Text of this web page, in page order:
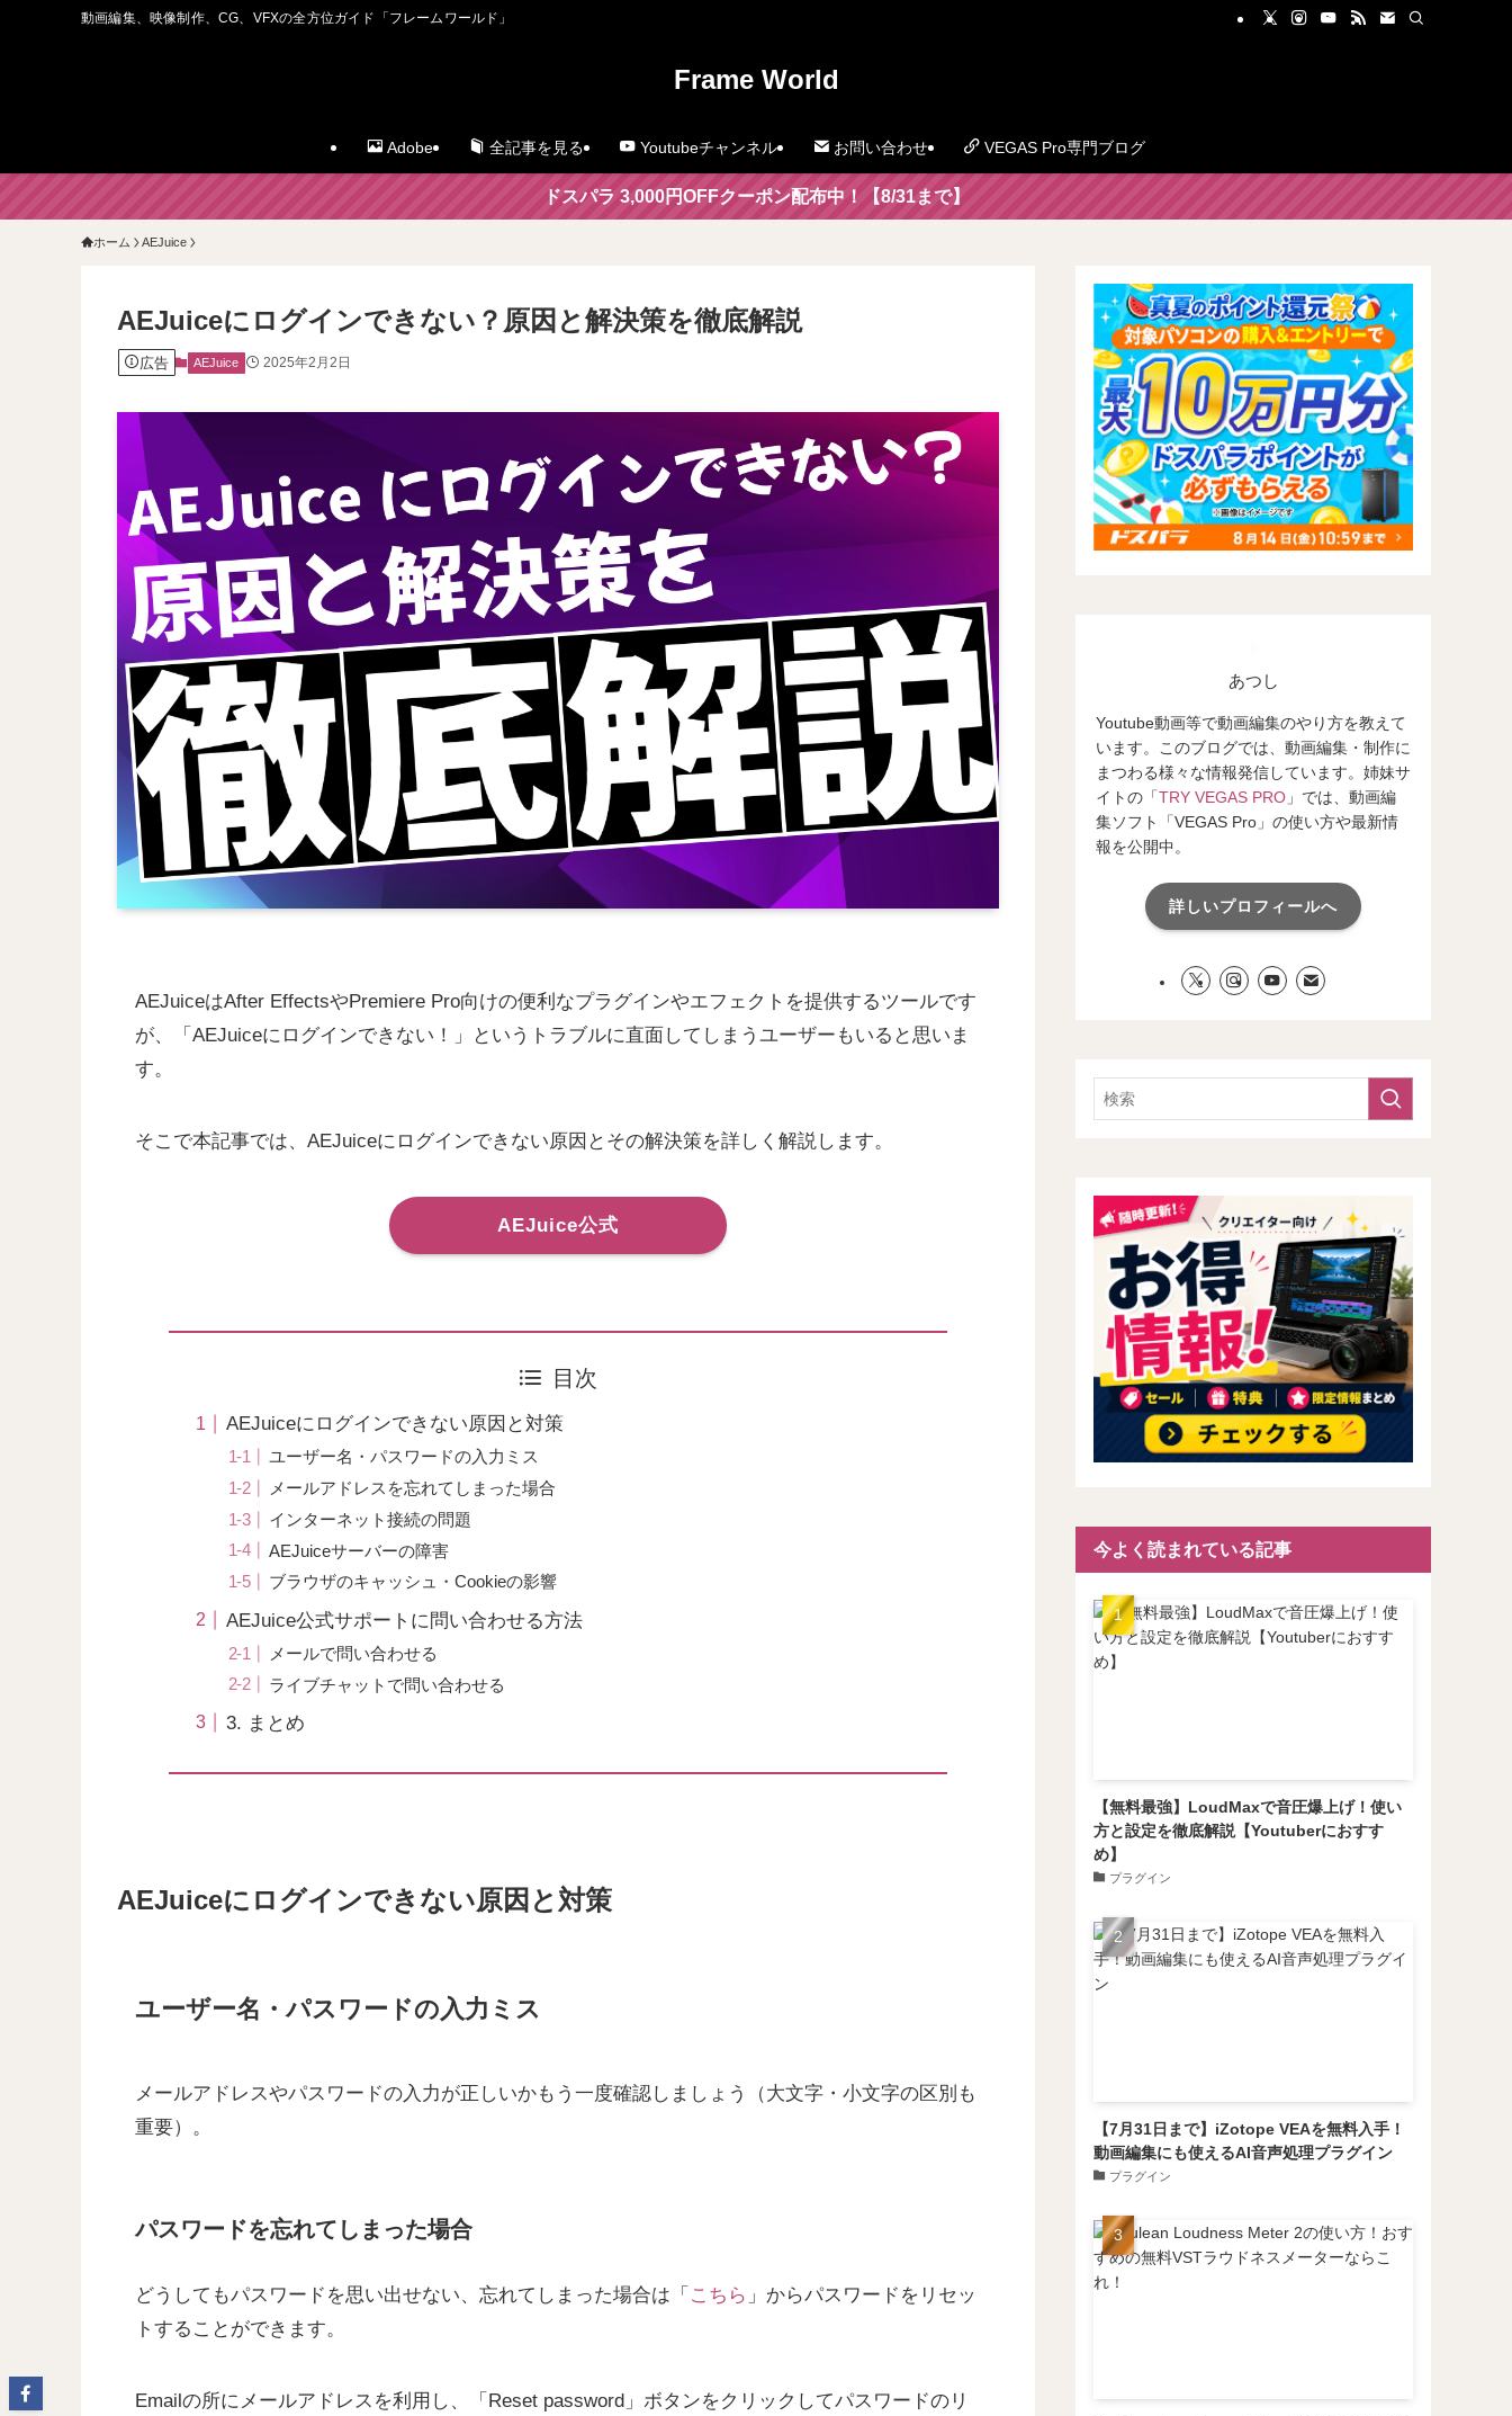
動画編集、映像制作、CG、VFXの全方位ガイド「フレームワールド」
Frame World
Adobe 全記事を見る Youtubeチャンネル お問い合わせ VEGAS Pro専門ブログ
ドスパラ 3,000円OFFクーポン配布中！【8/31まで】
ホーム AEJuice
AEJuiceにログインできない？原因と解決策を徹底解説
広告 AEJuice 2025年2月2日
AEJuiceはAfter EffectsやPremiere Pro向けの便利なプラグインやエフェクトを提供するツールです
が、「AEJuiceにログインできない！」というトラブルに直面してしまうユーザーもいると思いま
す。
そこで本記事では、AEJuiceにログインできない原因とその解決策を詳しく解説します。
AEJuice公式
目次
AEJuiceにログインできない原因と対策
ユーザー名・パスワードの入力ミス
メールアドレスを忘れてしまった場合
インターネット接続の問題
AEJuiceサーバーの障害
ブラウザのキャッシュ・Cookieの影響
AEJuice公式サポートに問い合わせる方法
メールで問い合わせる
ライブチャットで問い合わせる
3. まとめ
AEJuiceにログインできない原因と対策
ユーザー名・パスワードの入力ミス
メールアドレスやパスワードの入力が正しいかもう一度確認しましょう（大文字・小文字の区別も
重要）。
パスワードを忘れてしまった場合
どうしてもパスワードを思い出せない、忘れてしまった場合は「 こちら 」からパスワードをリセッ
トすることができます。
Emailの所にメールアドレスを利用し、「Reset password」ボタンをクリックしてパスワードのリ
あつし
Youtube動画等で動画編集のやり方を教えて
います。このブログでは、動画編集・制作に
まつわる様々な情報発信しています。姉妹サ
イトの「TRY VEGAS PRO 」では、動画編
集ソフト「VEGAS Pro」の使い方や最新情
報を公開中。
詳しいプロフィールへ
今よく読まれている記事
【無料最強】LoudMaxで音圧爆上げ！使い
方と設定を徹底解説【Youtuberにおすす
め】
プラグイン
【7月31日まで】iZotope VEAを無料入手！
動画編集にも使えるAI音声処理プラグイン
プラグイン